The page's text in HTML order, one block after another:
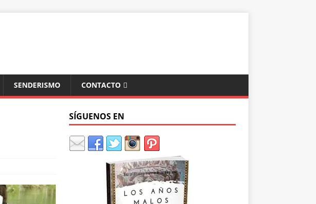
SENDERISMO CONTACTO
SÍGUENOS EN